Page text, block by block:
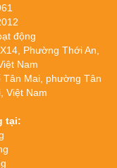
động
Phường Thới An,
Nam
Mai, phường Tân
Việt Nam
tại: